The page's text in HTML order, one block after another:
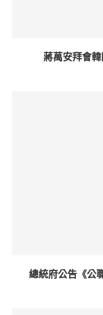
蔣萬安拜會
總統府公告《公